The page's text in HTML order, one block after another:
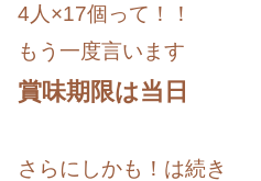
4人×17個って！！
もう一度言います
賞味期限は当日
さらにしかも！は続き